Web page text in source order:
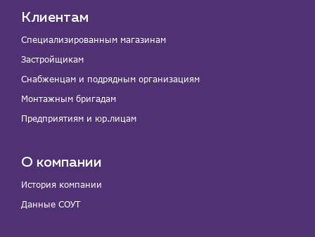
Клиентам
Специализированным магазинам
Застройщикам
Снабженцам и подрядным организациям
Монтажным бригадам
Предприятиям и юр.лицам
О компании
История компании
Данные СОУТ